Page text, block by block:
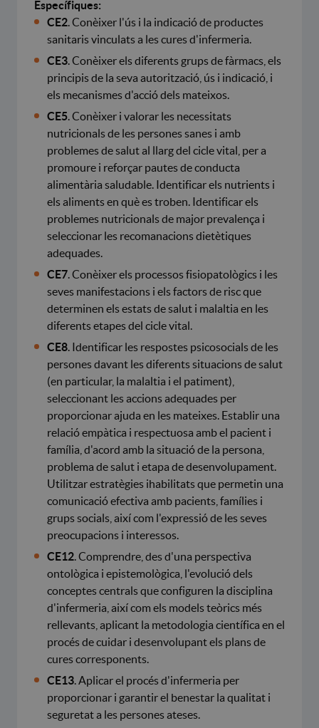
Específiques:
CE2 . Conèixer l'ús i la indicació de productes
sanitaris vinculats a les cures d'infermeria.
CE3 . Conèixer els diferents grups de fàrmacs, els
principis de la seva autorització, ús i indicació, i
els mecanismes d'acció dels mateixos.
CE5 . Conèixer i valorar les necessitats
nutricionals de les persones sanes i amb
problemes de salut al llarg del cicle vital, per a
promoure i reforçar pautes de conducta
alimentària saludable. Identificar els nutrients i
els aliments en què es troben. Identificar els
problemes nutricionals de major prevalença i
seleccionar les recomanacions dietètiques
adequades.
CE7 . Conèixer els processos fisiopatològics i les
seves manifestacions i els factors de risc que
determinen els estats de salut i malaltia en les
diferents etapes del cicle vital.
CE8 . Identificar les respostes psicosocials de les
persones davant les diferents situacions de salut
(en particular, la malaltia i el patiment),
seleccionant les accions adequades per
proporcionar ajuda en les mateixes. Establir una
relació empàtica i respectuosa amb el pacient i
família, d'acord amb la situació de la persona,
problema de salut i etapa de desenvolupament.
Utilitzar estratègies ihabilitats que permetin una
comunicació efectiva amb pacients, famílies i
grups socials, així com l'expressió de les seves
preocupacions i interessos.
CE12 . Comprendre, des d'una perspectiva
ontològica i epistemològica, l'evolució dels
conceptes centrals que configuren la disciplina
d'infermeria, així com els models teòrics més
rellevants, aplicant la metodologia científica en el
procés de cuidar i desenvolupant els plans de
cures corresponents.
CE13 . Aplicar el procés d'infermeria per
proporcionar i garantir el benestar la qualitat i
seguretat a les persones ateses.